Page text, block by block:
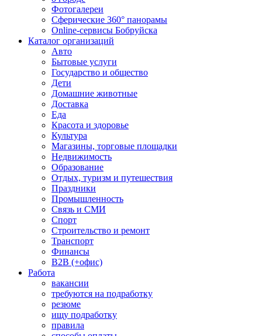
Фотогалереи
Сферические 360° панорамы
Online-сервисы Бобруйска
Каталог организаций
Авто
Бытовые услуги
Государство и общество
Дети
Домашние животные
Доставка
Еда
Красота и здоровье
Культура
Магазины, торговые площадки
Недвижимость
Образование
Отдых, туризм и путешествия
Праздники
Промышленность
Связь и СМИ
Спорт
Строительство и ремонт
Транспорт
Финансы
B2B (+офис)
Работа
вакансии
требуются на подработку
резюме
ищу подработку
правила